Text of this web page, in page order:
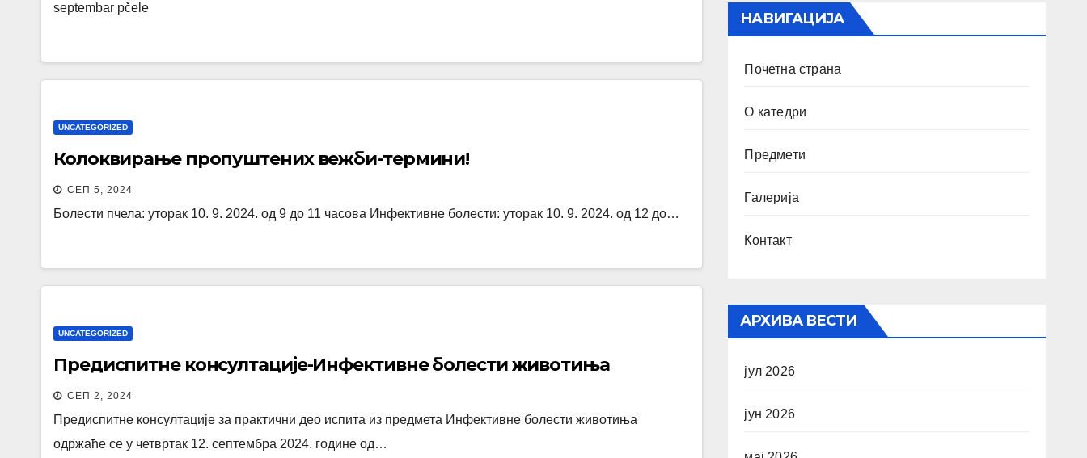
septembar pčele
UNCATEGORIZED
Колоквирање пропуштених вежби-термини!
СЕП 5, 2024
Болести пчела: уторак 10. 9. 2024. од 9 до 11 часова Инфективне болести: уторак 10. 9. 2024. од 12 до…
UNCATEGORIZED
Предиспитне консултације-Инфективне болести животиња
СЕП 2, 2024
Предиспитне консултације за практични део испита из предмета Инфективне болести животиња
одржаће се у четвртак 12. септембра 2024. године од…
НАВИГАЦИЈА
Почетна страна
О катедри
Предмети
Галерија
Контакт
АРХИВА ВЕСТИ
јул 2026
јун 2026